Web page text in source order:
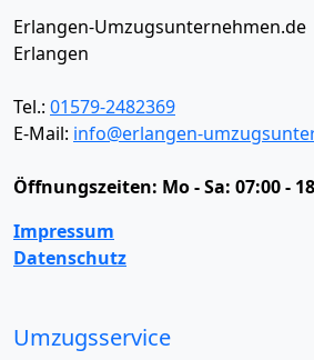
Erlangen-Umzugsunternehmen.de
Erlangen
Tel.: 01579-2482369
E-Mail: info@erlangen-
Öffnungszeiten: Mo - Sa: 07:00 -
Impressum
Datenschutz
Umzugsservice